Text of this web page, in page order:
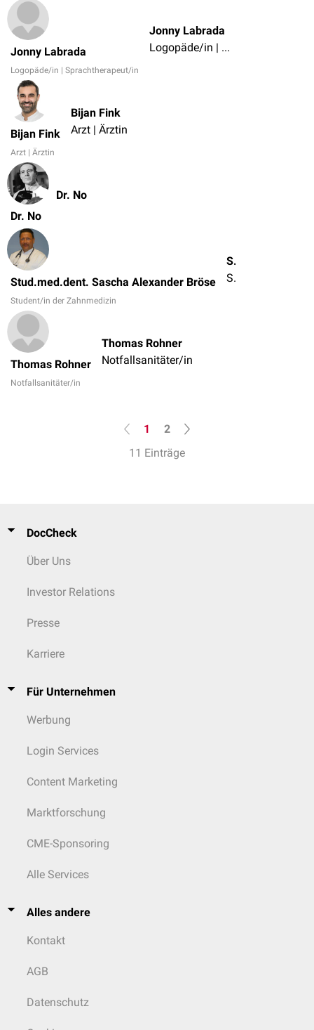
Jonny Labrada
Logopäde/in | Sprachtherapeut/in
Jonny Labrada
Logopäde/in | Sprachtherapeut/in
Bijan Fink
Arzt | Ärztin
Bijan Fink
Arzt | Ärztin
Dr. No
Dr. No
Stud.med.dent. Sascha Alexander Bröse
Student/in der Zahnmedizin
Stud.med.dent. Sascha Alexander Bröse
Student/in der Zahnmedizin
Thomas Rohner
Notfallsanitäter/in
Thomas Rohner
Notfallsanitäter/in
1
2
11 Einträge
DocCheck
Über Uns
Investor Relations
Presse
Karriere
Für Unternehmen
Werbung
Login Services
Content Marketing
Marktforschung
CME-Sponsoring
Alle Services
Alles andere
Kontakt
AGB
Datenschutz